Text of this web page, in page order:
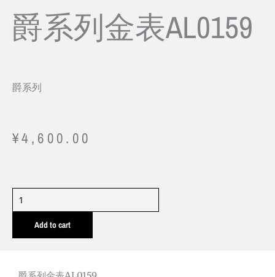
爵系列金表AL0159
爵系列
¥4,600.00
系
金
AL0159
Add to cart